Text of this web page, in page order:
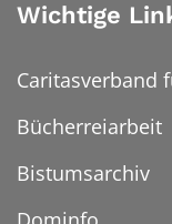
Wichtige
Caritasverband
Bücherreiarbeit
Bistumsarchiv